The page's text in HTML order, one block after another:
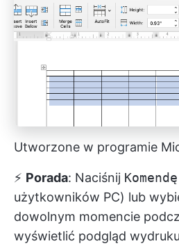
Utworzone w programie
⚡️ Porada: Naciśnij Komendę
użytkowników PC) lub
dowolnym momencie
wyświetlić podgląd